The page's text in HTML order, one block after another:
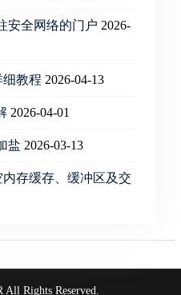
安全网络的门户 2026-
细教程 2026-04-13
2026-04-01
盐 2026-03-13
存缓存、缓冲区及交
Rights Reserved.